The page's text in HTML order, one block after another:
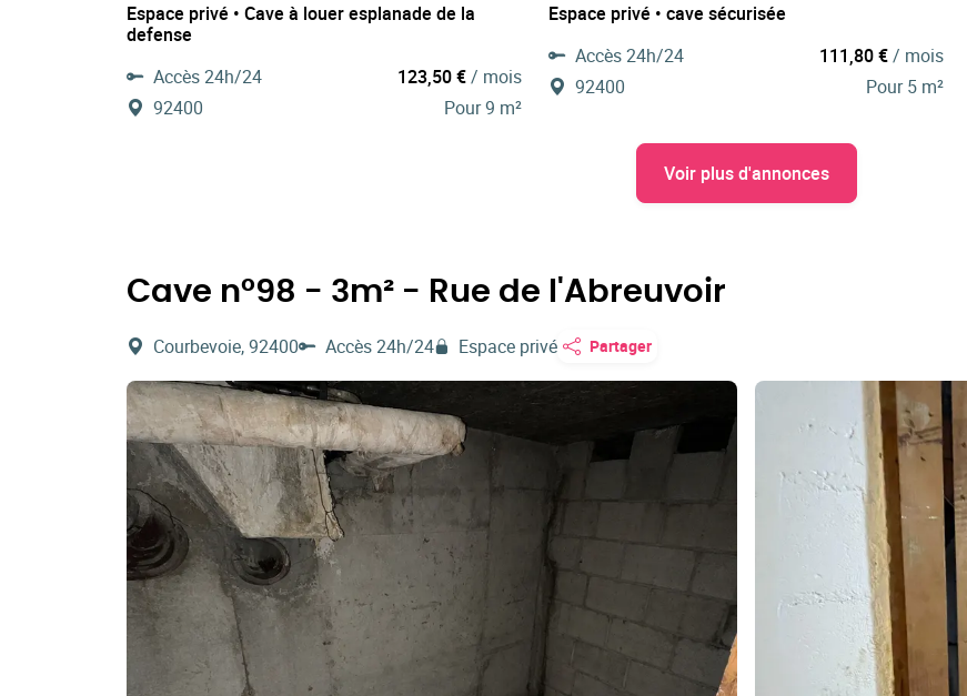
Espace privé • Cave à louer esplanade de la
defense
Accès 24h/24
92400
123,50 €/ mois
Pour 9 m²
Espace privé • cave sécurisée
Accès 24h/24
92400
111,80 €/ mois
Pour 5 m²
Voir plus d'annonces
Cave n°98 - 3m² - Rue de l'Abreuvoir
Courbevoie, 92400 Accès 24h/24 Espace privé Partager